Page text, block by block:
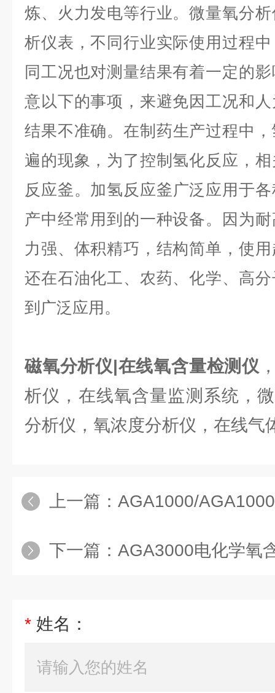
炼、火力发电等行业。微量氧分
析仪表，不同行业实际使用过程
同工况也对测量结果有着一定的
意以下的事项，来避免因工况和
结果不准确。 在制药生产过程中
遍的现象，为了控制氢化反应，
反应釜。 加氢反应釜广泛应用于
产中经常用到的一种设备。因为
力强、体积精巧，结构简单，使
还在石油化工、农药、化学、高
到广泛应用。
磁氧分析仪|在线氧含量检测仪
析仪，在线氧含量监测系统，
分析仪，氧浓度分析仪，在线气
上一篇： AGA1000/AGA1000dCO CO2在线
下一篇： AGA3000电化学氧
* 姓名：